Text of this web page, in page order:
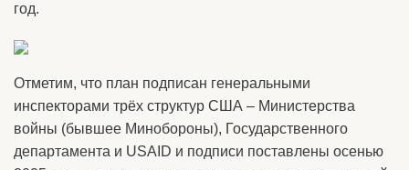
год.
Отметим, что план подписан генеральными
инспекторами трёх структур США – Министерства
войны (бывшее Минобороны), Государственного
департамента и USAID и подписи поставлены осенью